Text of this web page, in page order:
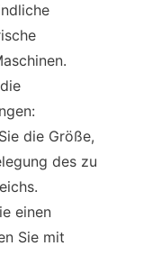
die Größe,
des zu
einen
Sie mit